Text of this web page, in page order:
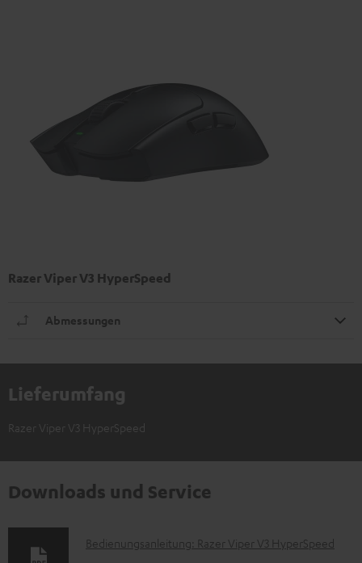
Razer Viper V3 HyperSpeed
Abmessungen
Lieferumfang
Razer Viper V3 HyperSpeed
Downloads und Service
D
Bedienungsanleitung: Razer Viper V3 HyperSpeed